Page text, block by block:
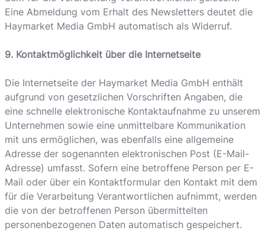
Eine Abmeldung vom Erhalt des Newsletters deutet die
Haymarket Media GmbH automatisch als Widerruf.
9. Kontaktmöglichkeit über die Internetseite
Die Internetseite der Haymarket Media GmbH enthält
aufgrund von gesetzlichen Vorschriften Angaben, die
eine schnelle elektronische Kontaktaufnahme zu unserem
Unternehmen sowie eine unmittelbare Kommunikation
mit uns ermöglichen, was ebenfalls eine allgemeine
Adresse der sogenannten elektronischen Post (E-Mail-
Adresse) umfasst. Sofern eine betroffene Person per E-
Mail oder über ein Kontaktformular den Kontakt mit dem
für die Verarbeitung Verantwortlichen aufnimmt, werden
die von der betroffenen Person übermittelten
personenbezogenen Daten automatisch gespeichert.